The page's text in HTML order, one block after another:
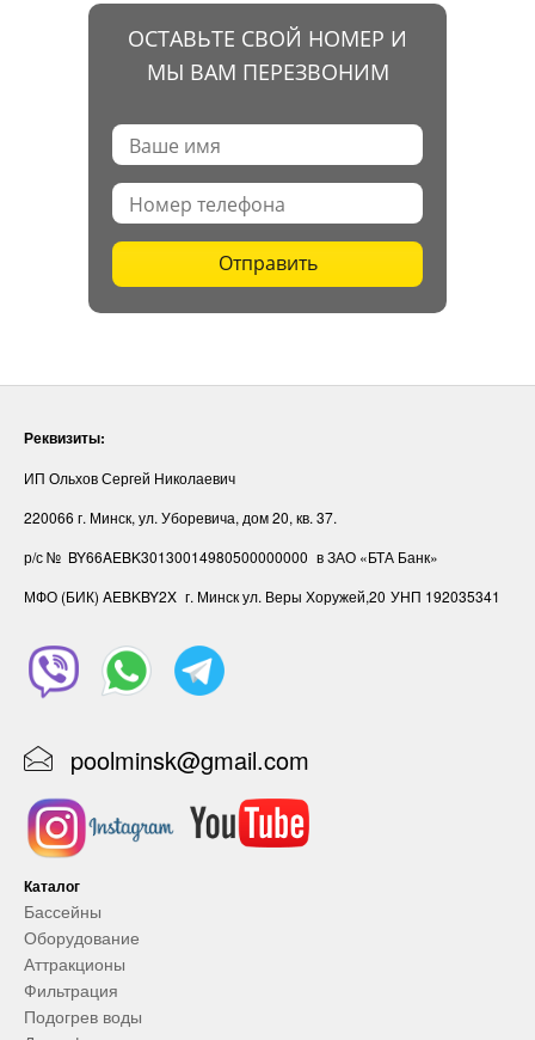
ОСТАВЬТЕ СВОЙ НОМЕР И
МЫ ВАМ ПЕРЕЗВОНИМ
Отправить
Реквизиты:
ИП Ольхов Сергей Николаевич
220066 г. Минск, ул. Уборевича, дом 20, кв. 37.
р/с № BY66AEBK30130014980500000000 в ЗАО «БТА Банк»
МФО (БИК) AEBKBY2X г. Минск ул. Веры Хоружей,20 УНП ‎192035341
poolminsk@gmail.com
Каталог
Бассейны
Оборудование
Аттракционы
Фильтрация
Подогрев воды